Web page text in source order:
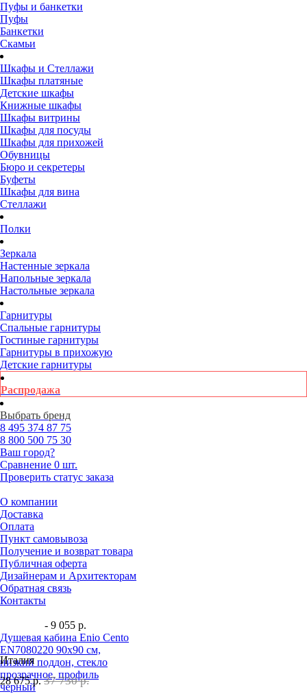
Пуфы и банкетки
Пуфы
Банкетки
Скамьи
Шкафы и Стеллажи
Шкафы платяные
Детские шкафы
Книжные шкафы
Шкафы витрины
Шкафы для посуды
Шкафы для прихожей
Обувницы
Бюро и секретеры
Буфеты
Шкафы для вина
Стеллажи
Полки
Зеркала
Настенные зеркала
Напольные зеркала
Настольные зеркала
Гарнитуры
Спальные гарнитуры
Гостиные гарнитуры
Гарнитуры в прихожую
Детские гарнитуры
Распродажа
Выбрать бренд
8 495 374 87 75
8 800 500 75 30
Ваш город?
Сравнение 0 шт.
Проверить статус заказа
О компании
Доставка
Оплата
Пункт самовывоза
Получение и возврат товара
Публичная оферта
Дизайнерам и Архитекторам
Обратная связь
Контакты
- 9 055 р.
Душевая кабина Enio Cento
EN7080220 90х90 см,
низкий поддон, стекло
прозрачное, профиль
черный
Италия
28 675 р. 37 730 р.